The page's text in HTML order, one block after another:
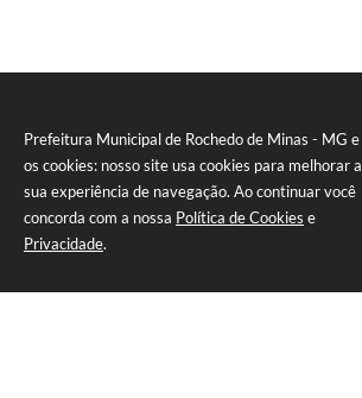
Prefeitura Municipal de Rochedo de Minas - MG e
os cookies: nosso site usa cookies para melhorar a
sua experiência de navegação. Ao continuar você
concorda com a nossa Política de Cookies e
Privacidade.